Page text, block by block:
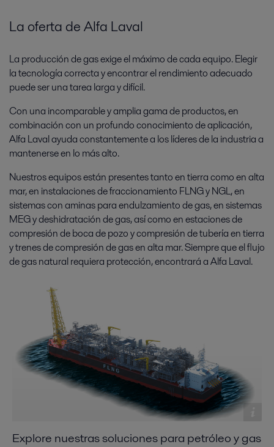
La oferta de Alfa Laval
La producción de gas exige el máximo de cada equipo. Elegir
la tecnología correcta y encontrar el rendimiento adecuado
puede ser una tarea larga y difícil.
Con una incomparable y amplia gama de productos, en
combinación con un profundo conocimiento de aplicación,
Alfa Laval ayuda constantemente a los líderes de la industria a
mantenerse en lo más alto.
Nuestros equipos están presentes tanto en tierra como en alta
mar, en instalaciones de fraccionamiento FLNG y NGL, en
sistemas con aminas para endulzamiento de gas, en sistemas
MEG y deshidratación de gas, así como en estaciones de
compresión de boca de pozo y compresión de tubería en tierra
y trenes de compresión de gas en alta mar. Siempre que el flujo
de gas natural requiera protección, encontrará a Alfa Laval.
Explore nuestras soluciones para petróleo y gas